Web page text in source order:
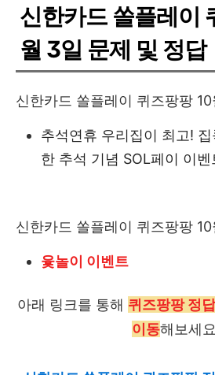
신한카드 쏠플레이
월 3일 문제 및 정답
신한카드 쏠플레이 퀴즈팡팡
추석연휴 우리집이 최고!
한 추석 기념 SOL페이 이
신한카드 쏠플레이 퀴즈팡팡
윷놀이 이벤트
아래 링크를 통해 퀴즈팡팡 정
이동해보세